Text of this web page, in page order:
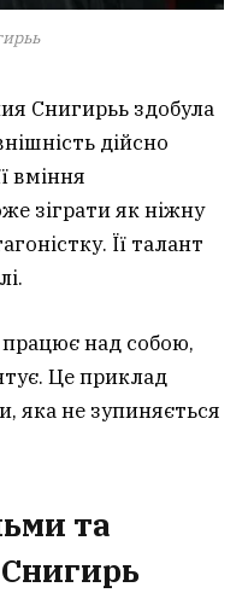
Снигирьь здобула
дійсно
вміння
зіграти як ніжну
Її талант
над собою,
Це приклад
яка не зупиняється
та